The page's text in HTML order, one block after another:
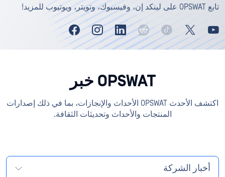
تابع OPSWAT على لينكد إن، وفيسبوك، وتويتر، ويوتيوب للمزيد!
OPSWAT خبر
اكتشف الأحدث OPSWAT الأحداث والإنجازات، بما في ذلك إصدارات
المنتجات والأحداث وتحديثات الثقافة.
أخبار الشركة